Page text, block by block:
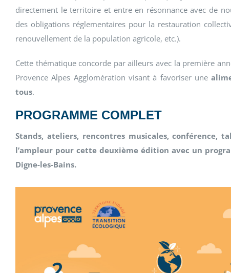
directement le territoire et entre en résonnance avec de
des obligations réglementaires pour la restauration
renouvellement de la population agricole, etc.).
Cette thématique concorde par ailleurs avec la première
Provence Alpes Agglomération visant à favoriser une
tous.
PROGRAMME COMPLET
Stands, ateliers, rencontres musicales, conférence,
l’ampleur pour cette deuxième édition avec un
Digne-les-Bains.